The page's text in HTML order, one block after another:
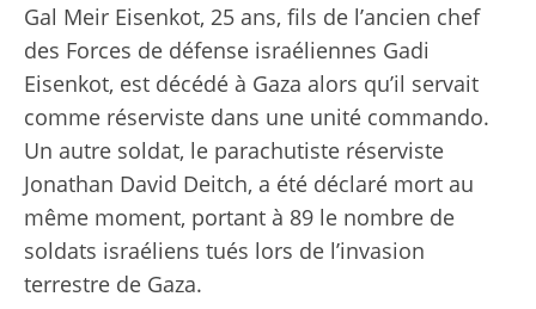
Gal Meir Eisenkot, 25 ans, fils de l’ancien chef
des Forces de défense israéliennes Gadi
Eisenkot, est décédé à Gaza alors qu’il servait
comme réserviste dans une unité commando.
Un autre soldat, le parachutiste réserviste
Jonathan David Deitch, a été déclaré mort au
même moment, portant à 89 le nombre de
soldats israéliens tués lors de l’invasion
terrestre de Gaza.